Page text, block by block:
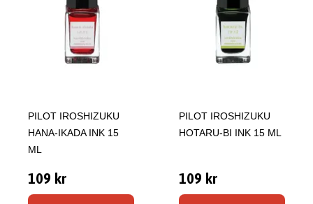
PILOT IROSHIZUKU
HANA-IKADA INK 15
ML
109 kr
PILOT IROSHIZUKU
HOTARU-BI INK 15 ML
109 kr